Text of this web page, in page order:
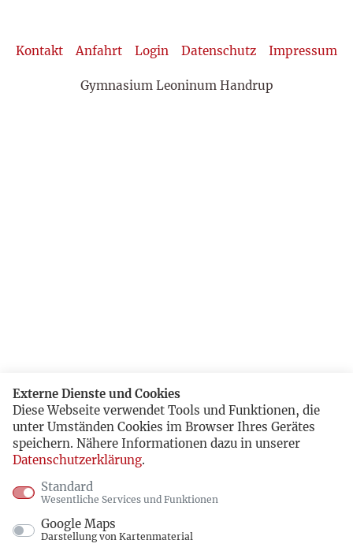
Kontakt Anfahrt Login Datenschutz Impressum
Gymnasium Leoninum Handrup
Externe Dienste und Cookies
Diese Webseite verwendet Tools und Funktionen, die
unter Umständen Cookies im Browser Ihres Gerätes
speichern. Nähere Informationen dazu in unserer
Datenschutzerklärung.
Standard
Wesentliche Services und Funktionen
Google Maps
Darstellung von Kartenmaterial